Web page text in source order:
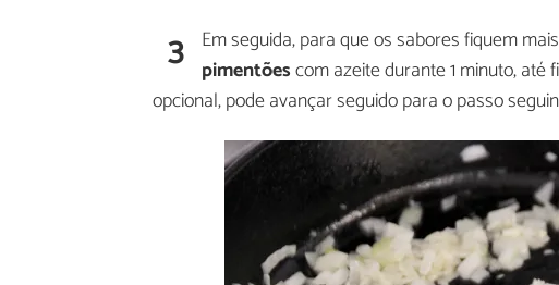
3 Em seguida, para que os sabores fiquem
pimentõescom azeite durante 1 minuto,
opcional, pode avançar seguido para o passo